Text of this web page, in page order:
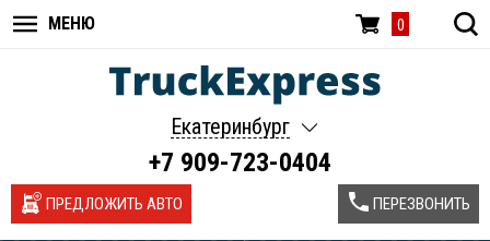
МЕНЮ 0
Екатеринбург
+7 909-723-0404
ПРЕДЛОЖИТЬ АВТО